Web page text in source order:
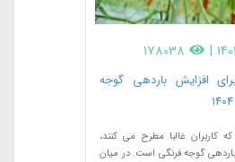
|
178038
افزایش باردهی گوجه
کاربران غالبا مطرح می کنند،
گوجه فرنگی است. در میان